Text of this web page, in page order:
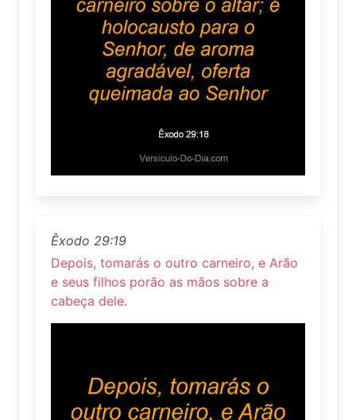
Êxodo 29:19
Depois, tomarás o outro carneiro, e Arão
e seus filhos porão as mãos sobre a
cabeça dele.